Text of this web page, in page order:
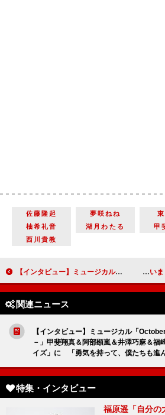
佐藤隆起 夢咲ねね
柚希礼音
湖月わたる
甲
西川貴教
【インタビュー】ミュージカル「リトル・ショップ・オブ・ホラーズ」鈴木拡樹＆三浦宏規 初演の公演中止を経て「あのときの時間が再び動き出す」
関連ニュース
【インタビュー】ミュージカル「
－」甲斐翔真＆阿部顕嵐＆井澤巧麻＆福
イズ」に 「勇気を持って、僕たちも進
特集・インタビュー
福原遥「自分の